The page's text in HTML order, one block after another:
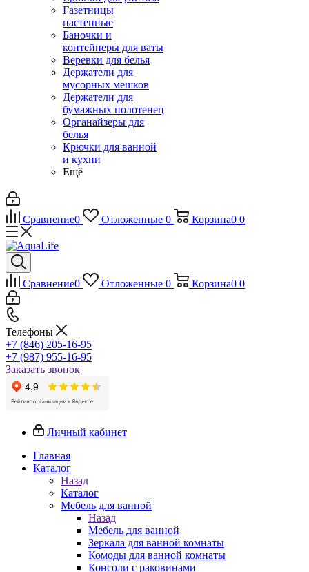
Газетницы
настенные
Баночки и
контейнеры для ваты
Веревки для белья
Держатели для
мусорных мешков
Держатели для
бумажных полотенец
Органайзеры для
белья
Крючки для ванной
и кухни
Ещё
Сравнение0 Отложенные 0 Корзина0 0
Сравнение0 Отложенные 0 Корзина0 0
Телефоны
+7 (846) 205-16-95
+7 (987) 955-16-95
Заказать звонок
Личный кабинет
Главная
Каталог
Назад
Каталог
Мебель для ванной
Назад
Мебель для ванной
Зеркала для ванной комнаты
Комоды для ванной комнаты
Консоли с раковинами